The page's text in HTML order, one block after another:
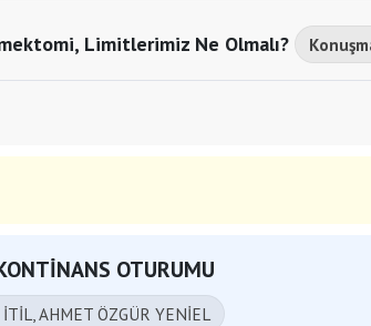
Limitlerimiz Ne Olmalı?
OTURUMU
AHMET ÖZGÜR YENİEL